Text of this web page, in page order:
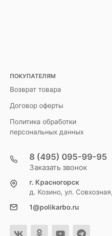
ПОКУПАТЕЛЯМ
Возврат товара
Договор оферты
Политика обработки
персональных данных
8 (495) 095-99-95
Заказать звонок
г. Красногорск
д. Козино, ул.
1@polikarbo.ru